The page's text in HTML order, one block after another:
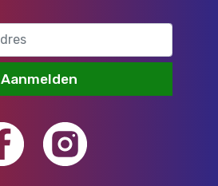
Aanmelden